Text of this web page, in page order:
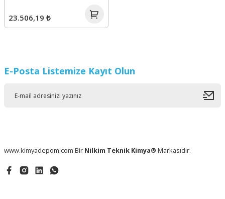
23.506,19 ₺
E-Posta Listemize Kayıt Olun
www.kimyadepom.com Bir Nilkim Teknik Kimya® Markasıdır.